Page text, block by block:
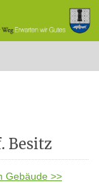
Besitz
Gebäude >>